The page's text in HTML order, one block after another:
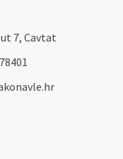
7, Cavtat